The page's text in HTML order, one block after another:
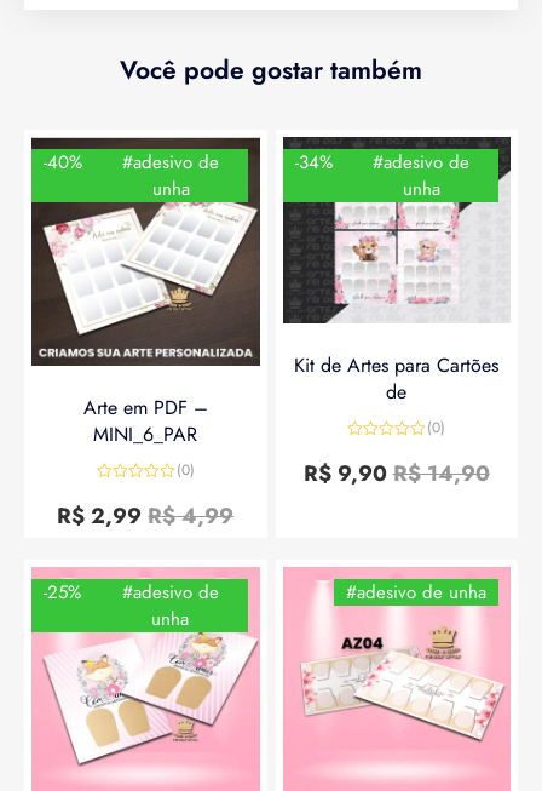
Você pode gostar também
-40%
#adesivo de
unha
Arte em PDF –
MINI_6_PAR
0
de
(0)
R$4,99
R$2,99
-34%
#adesivo de
unha
Kit de Artes para Cartões
de
0
de
(0)
R$14,90
R$9,90
-25%
#adesivo de
unha
#adesivo de unha